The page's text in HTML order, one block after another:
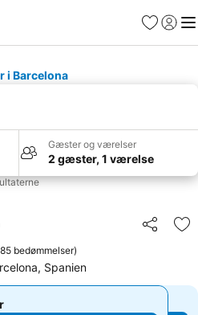
Favoritter
Log ind
i Barcelona
Gæster og værelser
2 gæster, 1 værelse
Del
bedømmelser)
Spanien